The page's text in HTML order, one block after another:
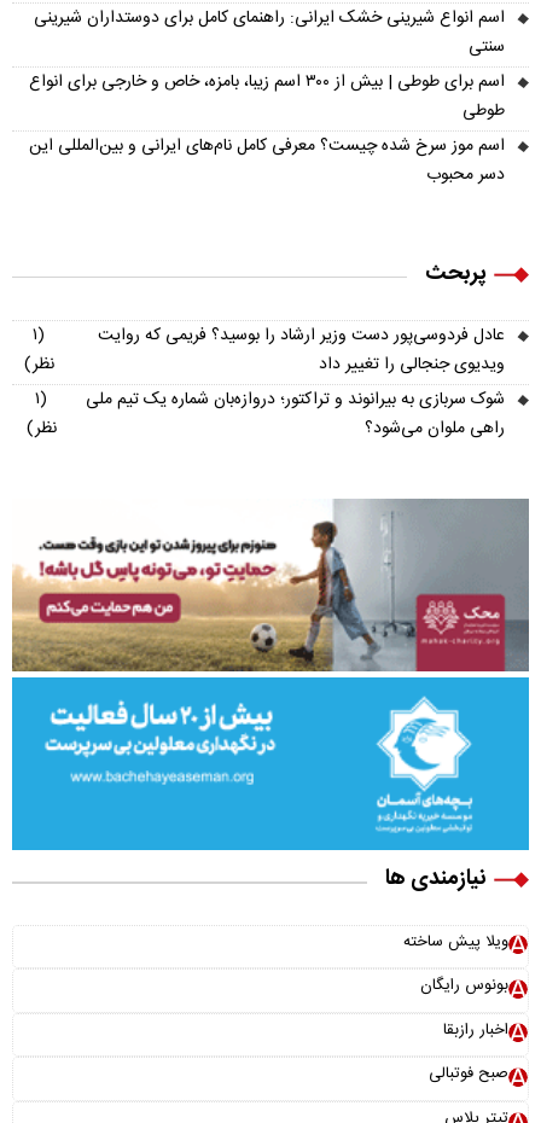
اسم انواع شیرینی خشک ایرانی: راهنمای کامل برای دوستداران شیرینی
سنتی
اسم برای طوطی | بیش از ۳۰۰ اسم زیبا، بامزه، خاص و خارجی برای انواع
طوطی
اسم موز سرخ شده چیست؟ معرفی کامل نام‌های ایرانی و بین‌المللی این
دسر محبوب
پربحث
عادل فردوسی‌پور دست وزیر ارشاد را بوسید؟ فریمی که روایت
ویدیوی جنجالی را تغییر داد
(۱
نظر)
شوک سربازی به بیرانوند و تراکتور؛ دروازه‌بان شماره یک تیم ملی
راهی ملوان می‌شود؟
(۱
نظر)
نیازمندی ها
ویلا پیش ساخته
بونوس رایگان
اخبار رازبقا
صبح فوتبالی